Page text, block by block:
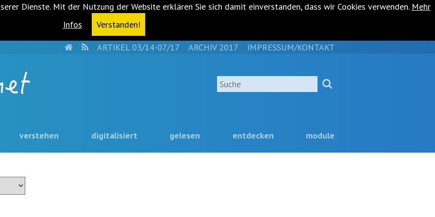
Dienste. Mit der Nutzung der Website erklären Sie sich damit einverstanden, dass wir Cookies verwenden. Mehr
Infos
Verstanden!
HOMERSSARTIKEL 03/14-07/17 ARCHIV 2017 IMPRESSUM/KONTAKT
Suche
verstehen digitalisiert gelesen entdecken module